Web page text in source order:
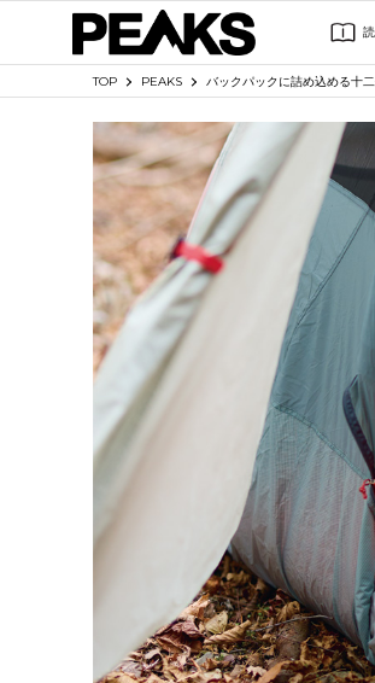
TOP PEAKS バックパックに詰め込める十